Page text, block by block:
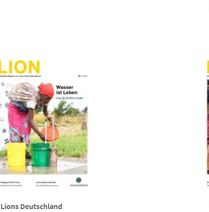
Lions Deutschland